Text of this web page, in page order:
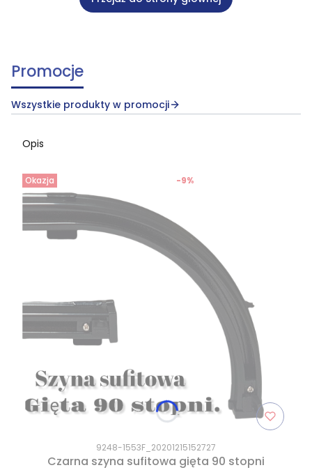
Promocje
Wszystkie produkty w promocji
Opis
Okazja
9248-1553F_20201215152727
Czarna szyna sufitowa gięta 90 stopni
-9%